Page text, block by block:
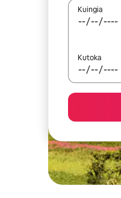
Kuingia
Kutoka